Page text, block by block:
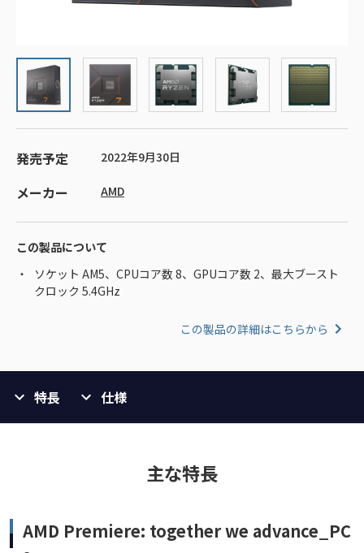
発売予定 2022年9月30日
メーカー AMD
この製品について
ソケット AM5、CPUコア数 8、GPUコア数 2、最大ブースト
クロック 5.4GHz
この製品の詳細はこちらから
特長 仕様
主な特長
AMD Premiere: together we advance_PC